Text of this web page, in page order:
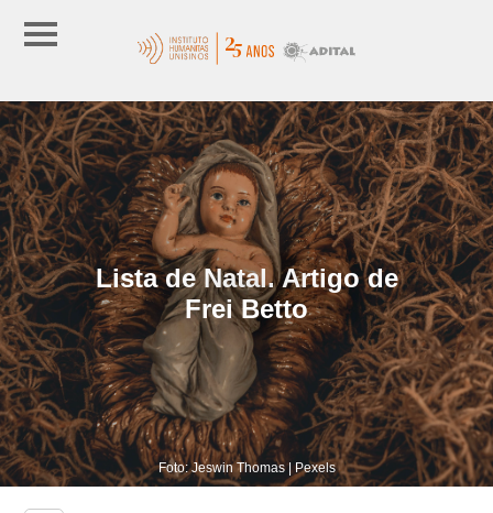
Lista de Natal. Artigo de
Frei Betto
Foto: Jeswin Thomas | Pexels